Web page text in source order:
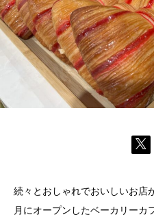
続々とおしゃれでおいしいお店
月にオープンしたベーカリーカ